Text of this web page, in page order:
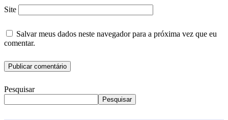
Site
Salvar meus dados neste navegador para a próxima vez que eu
comentar.
Pesquisar
Pesquisar